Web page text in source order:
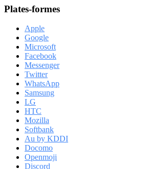
Plates-formes
Apple
Google
Microsoft
Facebook
Messenger
Twitter
WhatsApp
Samsung
LG
HTC
Mozilla
Softbank
Au by KDDI
Docomo
Openmoji
Discord